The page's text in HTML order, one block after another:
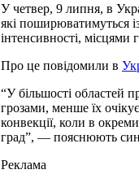
У четвер, 9 липня, в
які поширюватимуться
інтенсивності, місцями
Про це повідомили в
“У більшості областей
грозами, менше їх
конвекції, коли в
град”, — пояснюють
Реклама